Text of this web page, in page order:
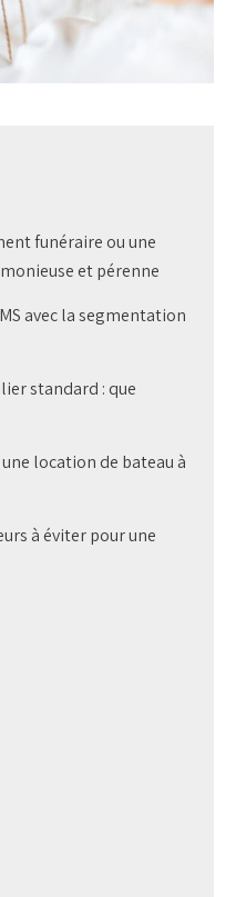
funéraire ou une
et pérenne
avec la segmentation
standard : que
location de bateau à
à éviter pour une